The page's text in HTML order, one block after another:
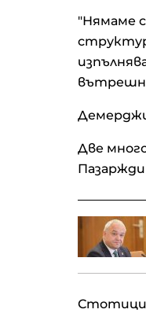
"Нямаме
Две
Стотици